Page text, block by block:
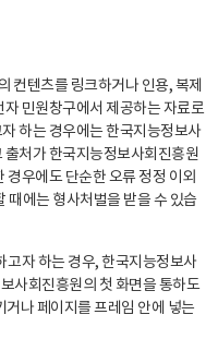
컨텐츠를 링크하거나 인용, 복제
민원창구에서 제공하는 자료로
하는 경우에는 한국지능정보사
출처가 한국지능정보사회진흥원
우에도 단순한 오류 정정 이외
때에는 형사처벌을 받을 수 있습
자 하는 경우, 한국지능정보사
사회진흥원의 첫 화면을 통하도
나 페이지를 프레임 안에 넣는